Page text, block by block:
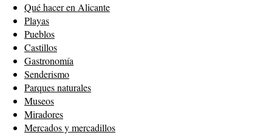
Qué hacer en Alicante
Playas
Pueblos
Castillos
Gastronomía
Senderismo
Parques naturales
Museos
Miradores
Mercados y mercadillos